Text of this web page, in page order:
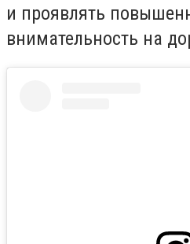
и проявлять
внимательность на